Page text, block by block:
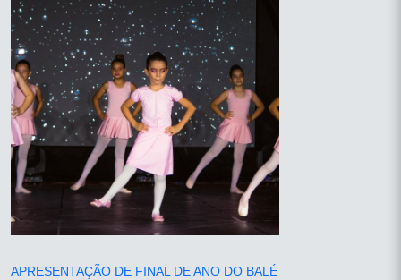
APRESENTAÇÃO DE FINAL DE ANO DO BALÉ